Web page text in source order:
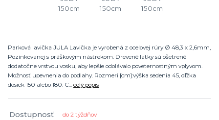
Parková lavička JULA Lavička je vyrobená z ocelovej rúry Ø 48,3 x 2,6mm,
Pozinkovanej s práškovým nástrekom. Drevené latky sú ošetrené
dodatočne vrstvou vosku, aby lepšie odolávalo poveternostným vplyvom.
Možnosť upevnenia do podlahy. Rozmeri [cm]:výška sedenia 45, dľžka
dosiek 150 alebo 180. C... celý popis
Dostupnosť do 2 týždňov